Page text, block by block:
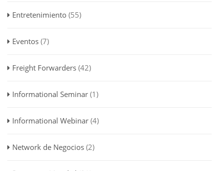
Entretenimiento (55)
Eventos (7)
Freight Forwarders (42)
Informational Seminar (1)
Informational Webinar (4)
Network de Negocios (2)